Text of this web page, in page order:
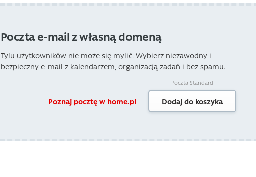
Poczta e-mail z własną domeną
Tylu użytkowników nie może się mylić. Wybierz niezawodny i
bezpieczny e-mail z kalendarzem, organizacją zadań i bez spamu.
Poznaj pocztę w home.pl
Poczta Standard
Dodaj do koszyka